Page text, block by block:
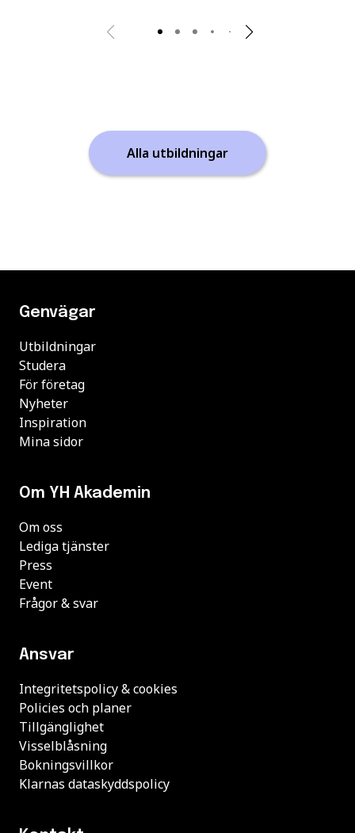
Alla utbildningar
Genvägar
Utbildningar
Studera
För företag
Nyheter
Inspiration
Mina sidor
Om YH Akademin
Om oss
Lediga tjänster
Press
Event
Frågor & svar
Ansvar
Integritetspolicy & cookies
Policies och planer
Tillgänglighet
Visselblåsning
Bokningsvillkor
Klarnas dataskyddspolicy